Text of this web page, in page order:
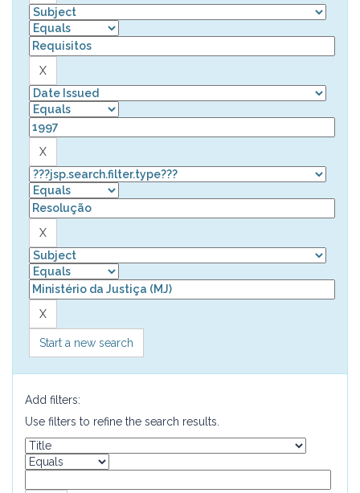
Start a new search
Add filters:
Use filters to refine the search results.